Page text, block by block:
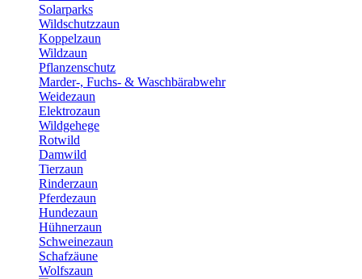
Solarparks
Wildschutzzaun
Koppelzaun
Wildzaun
Pflanzenschutz
Marder-, Fuchs- & Waschbärabwehr
Weidezaun
Elektrozaun
Wildgehege
Rotwild
Damwild
Tierzaun
Rinderzaun
Pferdezaun
Hundezaun
Hühnerzaun
Schweinezaun
Schafzäune
Wolfszaun